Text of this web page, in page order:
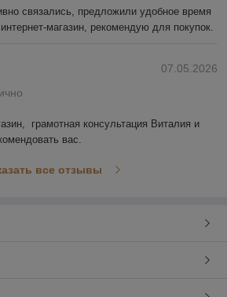
связались, предложили удобное время
магазин, рекомендую для покупок.
07.05.2026
грамотная консультация Виталия и
вас.
все отзывы